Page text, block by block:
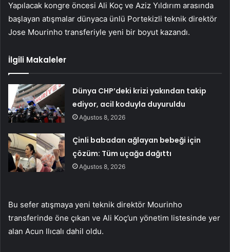
Yapılacak kongre öncesi Ali Koç ve Aziz Yıldırım arasında
başlayan atışmalar dünyaca ünlü Portekizli teknik direktör
Jose Mourinho transferiyle yeni bir boyut kazandı.
İlgili Makaleler
Dünya CHP’deki krizi yakından takip
ediyor, acil koduyla duyuruldu
Ağustos 8, 2026
Çinli babadan ağlayan bebeği için
çözüm: Tüm uçağa dağıttı
Ağustos 8, 2026
Bu sefer atışmaya yeni teknik direktör Mourinho
transferinde öne çıkan ve Ali Koç’un yönetim listesinde yer
alan Acun Ilıcalı dahil oldu.